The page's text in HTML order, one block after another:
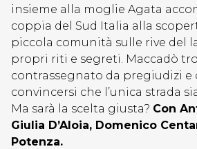
insieme alla moglie Agata
coppia del Sud Italia alla
piccola comunità sulle rive del
propri riti e segreti. Maccadò
contrassegnato da pregiudizi e
convincersi che l’unica strada
Ma sarà la scelta giusta? Con
Giulia D’Aloia, Domenico
Potenza.